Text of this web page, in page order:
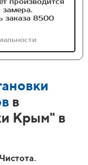
замера.
заказа 8500
в
Крым" в